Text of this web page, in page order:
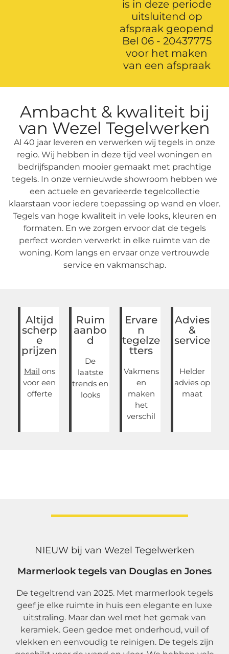
is in deze periode
uitsluitend op
afspraak geopend
Bel 06 - 20437775
voor het maken
van een afspraak
Ambacht & kwaliteit bij
van Wezel Tegelwerken
Al 40 jaar leveren en verwerken wij tegels in onze
regio. Wij hebben in deze tijd veel woningen en
bedrijfspanden mooier gemaakt met prachtige
tegels. In onze vernieuwde showroom hebben we
een actuele en gevarieerde tegelcollectie
klaarstaan voor iedere toepassing op wand en vloer.
Tegels van hoge kwaliteit in vele looks, kleuren en
formaten. En we zorgen ervoor dat de tegels
perfect worden verwerkt in elke ruimte van de
woning. Kom langs en ervaar onze vertrouwde
service en vakmanschap.
Altijd
scherp
e
prijzen
Mail ons
voor een
offerte
Ruim
aanbo
d
De
laatste
trends en
looks
Ervare
n
tegelze
tters
Vakmens
en
maken
het
verschil
Advies
&
service
Helder
advies op
maat
NIEUW bij van Wezel Tegelwerken
Marmerlook tegels van Douglas en Jones
De tegeltrend van 2025. Met marmerlook tegels
geef je elke ruimte in huis een elegante en luxe
uitstraling. Maar dan wel met het gemak van
keramiek. Geen gedoe met onderhoud, vuil of
vlekken en eenvoudig te reinigen. De tegels zijn